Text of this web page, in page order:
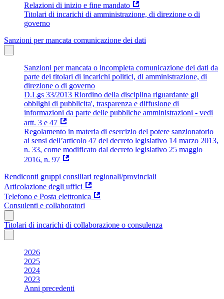
Relazioni di inizio e fine mandato
Titolari di incarichi di amministrazione, di direzione o di
governo
Sanzioni per mancata comunicazione dei dati
Sanzioni per mancata o incompleta comunicazione dei dati da
parte dei titolari di incarichi politici, di amministrazione, di
direzione o di governo
D.Lgs 33/2013 Riordino della disciplina riguardante gli
obblighi di pubblicita', trasparenza e diffusione di
informazioni da parte delle pubbliche amministrazioni - vedi
artt. 3 e 47
Regolamento in materia di esercizio del potere sanzionatorio
ai sensi dell’articolo 47 del decreto legislativo 14 marzo 2013,
n. 33, come modificato dal decreto legislativo 25 maggio
2016, n. 97
Rendiconti gruppi consiliari regionali/provinciali
Articolazione degli uffici
Telefono e Posta elettronica
Consulenti e collaboratori
Titolari di incarichi di collaborazione o consulenza
2026
2025
2024
2023
Anni precedenti